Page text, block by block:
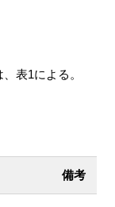
表1による。
備考